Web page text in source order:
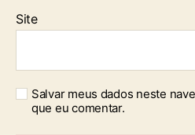
Site
Salvar meus dados neste
que eu comentar.